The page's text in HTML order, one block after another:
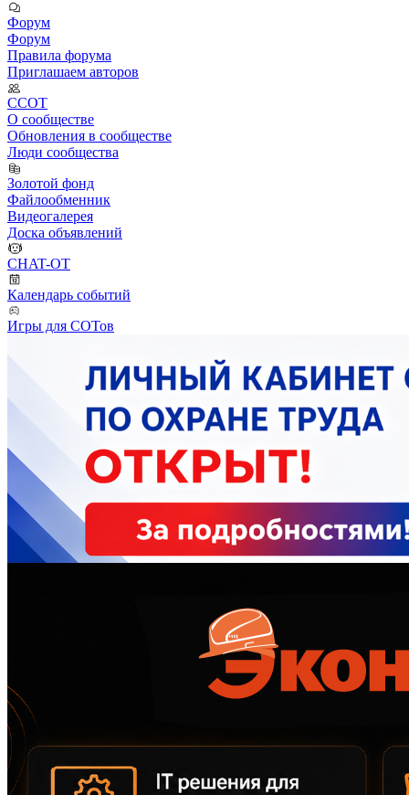
Форум
Форум
Правила форума
Приглашаем авторов
ССОТ
О сообществе
Обновления в сообществе
Люди сообщества
Золотой фонд
Файлообменник
Видеогалерея
Доска объявлений
CHAT-OT
Календарь событий
Игры для СОТов